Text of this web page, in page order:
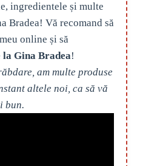
ingredientele și multe
Bradea! Vă recomand să
online și să
la Gina Bradea!
am multe produse
altele noi, ca să vă
bun.